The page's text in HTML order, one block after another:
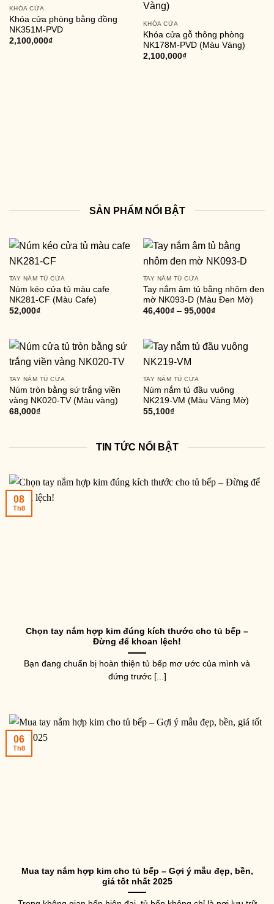
KHÓA CỬA
Khóa cửa phòng bằng đồng
NK351M-PVD
2,100,000₫
KHÓA CỬA
Khóa cửa gỗ thông phòng
NK178M-PVD (Màu Vàng)
2,100,000₫
SẢN PHẨM NỔI BẬT
TAY NẮM TỦ CỬA
Núm kéo cửa tủ màu cafe
NK281-CF (Màu Cafe)
52,000₫
TAY NẮM TỦ CỬA
Tay nắm âm tủ bằng nhôm đen
mờ NK093-D (Màu Đen Mờ)
46,400₫– 95,000₫
TAY NẮM TỦ CỬA
Núm tròn bằng sứ trắng viền
vàng NK020-TV (Màu vàng)
68,000₫
TAY NẮM TỦ CỬA
Núm nắm tủ đầu vuông
NK219-VM (Màu Vàng Mờ)
55,100₫
TIN TỨC NỔI BẬT
Chọn tay nắm hợp kim đúng kích thước cho tủ bếp –
Đừng để khoan lệch!
Bạn đang chuẩn bị hoàn thiện tủ bếp mơ ước của mình và
đứng trước [...]
08
Th8
Mua tay nắm hợp kim cho tủ bếp – Gợi ý mẫu đẹp, bền,
giá tốt nhất 2025
06
Th8